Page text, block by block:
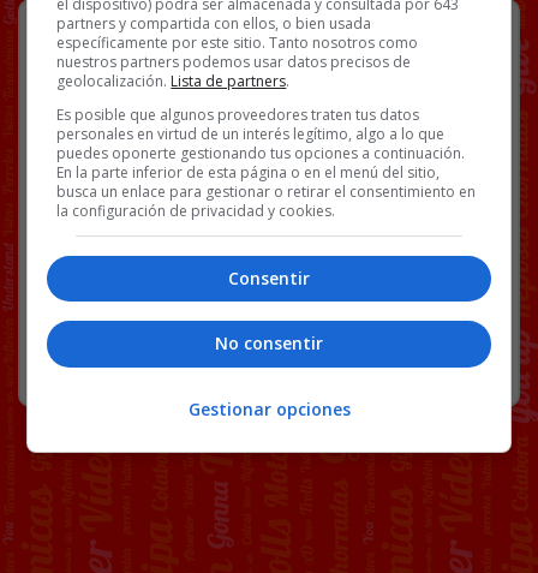
La camiseta adecuada para una
primera cita.
Aportado porHall9000.
Facebook
Twitter
WhatsApp
Gmail
Copy
Link
CHICAS
76 COMENTARIOS
RANDOM
el dispositivo) podrá ser almacenada y consultada por 643
partners y compartida con ellos, o bien usada
específicamente por este sitio. Tanto nosotros como
nuestros partners podemos usar datos precisos de
geolocalización. Lista de partners.
Es posible que algunos proveedores traten tus datos
personales en virtud de un interés legítimo, algo a lo que
puedes oponerte gestionando tus opciones a continuación.
En la parte inferior de esta página o en el menú del sitio,
busca un enlace para gestionar o retirar el consentimiento en
la configuración de privacidad y cookies.
Consentir
No consentir
Gestionar opciones